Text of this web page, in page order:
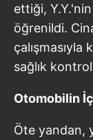
ettiği,
öğrenildi.
çalışmasıyla
sağlık
Otomobilin
Öte yandan,